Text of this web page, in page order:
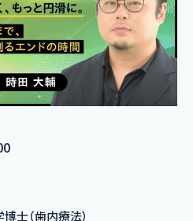
士（歯内療法）